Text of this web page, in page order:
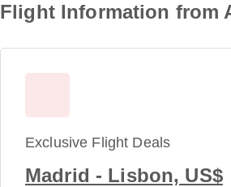
Flight Information from
Exclusive Flight Deals
Madrid - Lisbon, US$